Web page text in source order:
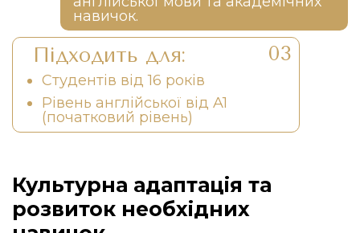
навичок.
Підходить для:
Студентів від 16 років
Рівень англійської від A1
(початковий рівень)
Культурна адаптація та
розвиток необхідних